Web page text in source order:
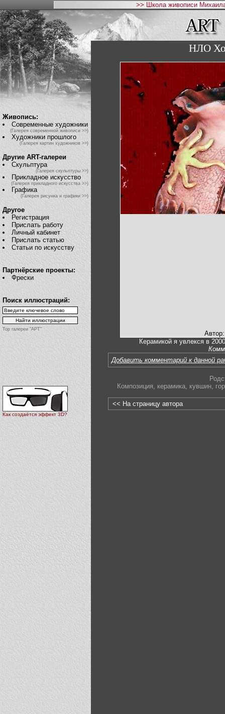
>> Школа живописи
Живопись:
Современные художники
(Галерея современной живописи >>)
Художники прошлого
(Галерея картин художников >>)
Другие ART-галереи
Скульптура
(Галерея скульптуры >>)
Прикладное искусство
(Галерея прикладного искусства >>)
Графика
(Галерея рисунка и графики >>)
Другое
Регистрация
Прислать работу
Личный кабинет
Прислать статью
Статьи по искусству
Партнёрские проекты:
Фрески
Поиск иллюстраций:
Top галереи "АРТ"
Как создаётся эффект 3D?
НЛО
Керамикой я увлекся в
Добавить комментарий к данной
Композиция, керамика, кувшин,
<< На страницу автора